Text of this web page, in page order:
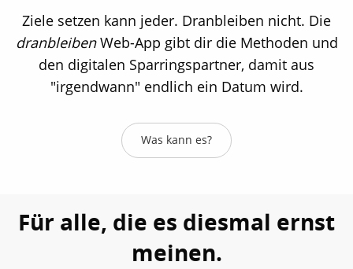
Ziele setzen kann jeder. Dranbleiben nicht. Die
dranbleibenWeb-App gibt dir die Methoden und
den digitalen Sparringspartner, damit aus
"irgendwann" endlich ein Datum wird.
Was kann es?
Für alle, die es diesmal ernst
meinen.